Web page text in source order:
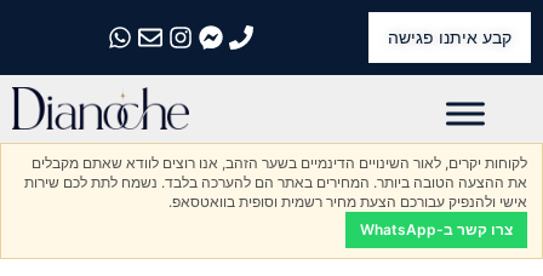
קבע איתנו פגישה
התקשרו אלינו
התקשרו אלינו
התקשרו אלינו
התקשרו אלינו
התקשרו אלינו
לקוחות יקרים, לאור השינויים הדינמיים בשער הזהב, אנו רוצים לוודא שאתם מקבלים
את ההצעה הטובה ביותר. המחירים באתר הם להערכה בלבד. נשמח לתת לכם שירות
אישי ולהנפיק עבורכם הצעת מחיר רשמית וסופית בוואטסאפ.
צרו קשר ב-WhatsApp